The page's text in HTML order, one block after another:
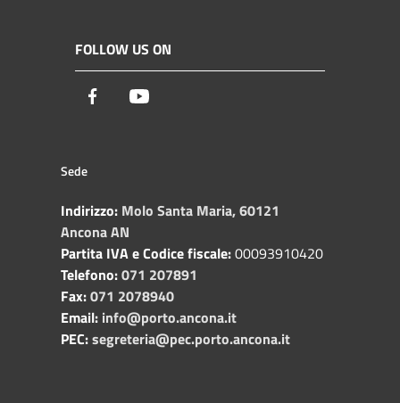
FOLLOW US ON
Facebook
Sede
Indirizzo: Molo Santa Maria, 60121
Ancona AN
Partita IVA e Codice fiscale:00093910420
Telefono:071 207891
Fax:071 2078940
Email: info@porto.ancona.it
PEC:segreteria@pec.porto.ancona.it